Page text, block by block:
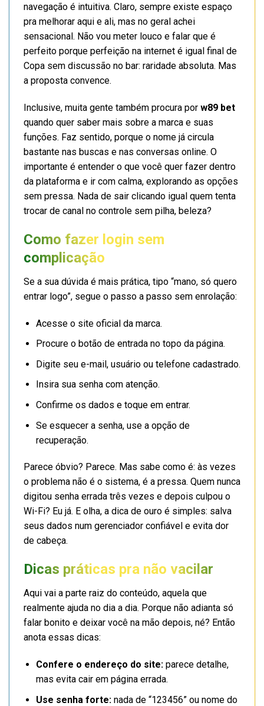
navegação é intuitiva. Claro, sempre existe espaço
pra melhorar aqui e ali, mas no geral achei
sensacional. Não vou meter louco e falar que é
perfeito porque perfeição na internet é igual final de
Copa sem discussão no bar: raridade absoluta. Mas
a proposta convence.
Inclusive, muita gente também procura por w89 bet
quando quer saber mais sobre a marca e suas
funções. Faz sentido, porque o nome já circula
bastante nas buscas e nas conversas online. O
importante é entender o que você quer fazer dentro
da plataforma e ir com calma, explorando as opções
sem pressa. Nada de sair clicando igual quem tenta
trocar de canal no controle sem pilha, beleza?
Como fazer login sem
complicação
Se a sua dúvida é mais prática, tipo “mano, só quero
entrar logo”, segue o passo a passo sem enrolação:
Acesse o site oficial da marca.
Procure o botão de entrada no topo da página.
Digite seu e-mail, usuário ou telefone cadastrado.
Insira sua senha com atenção.
Confirme os dados e toque em entrar.
Se esquecer a senha, use a opção de
recuperação.
Parece óbvio? Parece. Mas sabe como é: às vezes
o problema não é o sistema, é a pressa. Quem nunca
digitou senha errada três vezes e depois culpou o
Wi-Fi? Eu já. E olha, a dica de ouro é simples: salva
seus dados num gerenciador confiável e evita dor
de cabeça.
Dicas práticas pra não vacilar
Aqui vai a parte raiz do conteúdo, aquela que
realmente ajuda no dia a dia. Porque não adianta só
falar bonito e deixar você na mão depois, né? Então
anota essas dicas:
Confere o endereço do site:parece detalhe,
mas evita cair em página errada.
Use senha forte:nada de “123456” ou nome do